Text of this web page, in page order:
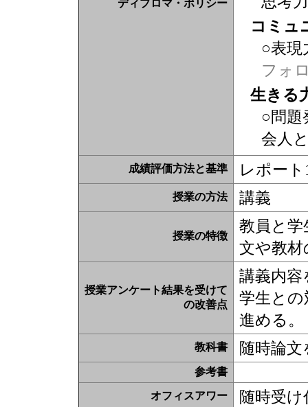
ディプロマ・ポリシー
コミュ
○表現
フォ
生きる
○問題
会人
成績評価方法と基準 レポート
授業の方法 講義
授業の特徴
教員と
文や教
授業アンケート結果を受けて
の改善点
講義内
学生と
進める。
教科書 随時論
参考書
オフィスアワー 随時受け